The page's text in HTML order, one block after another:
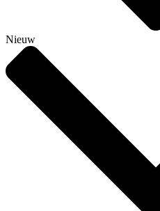
Nieuw